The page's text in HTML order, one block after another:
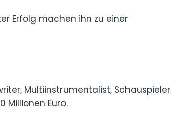
Erfolg machen ihn zu einer
Multiinstrumentalist, Schauspieler
Millionen Euro.